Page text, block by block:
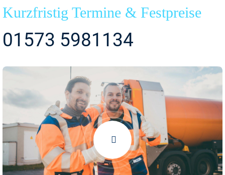
Kurzfristig Termine & Festpreise
01573 5981134